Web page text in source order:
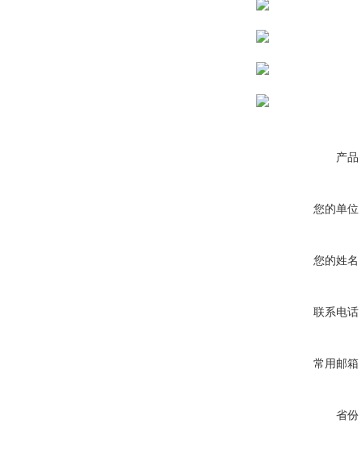
产品
您的单位
您的姓名
联系电话
常用邮箱
省份